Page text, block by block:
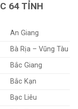
64 TỈNH
An Giang
Bà Rịa – Vũng Tàu
Bắc Giang
Bắc Kạn
Bạc Liêu